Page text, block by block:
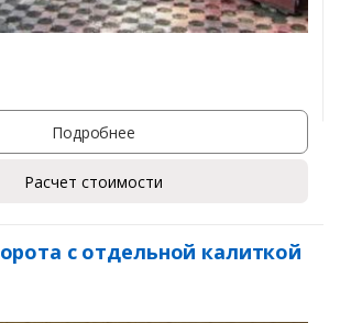
Заказать
Подробнее
Расчет стоимости
с отдельной калиткой